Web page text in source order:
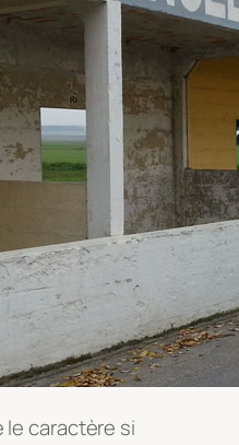
le caractère si